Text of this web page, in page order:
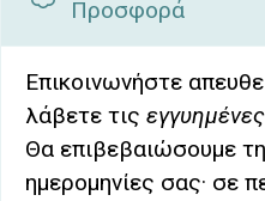
Προσφορά
Επικοινωνήστε
λάβετε τις
Θα επιβεβαιώσουμε
ημερομηνίες σας· σε